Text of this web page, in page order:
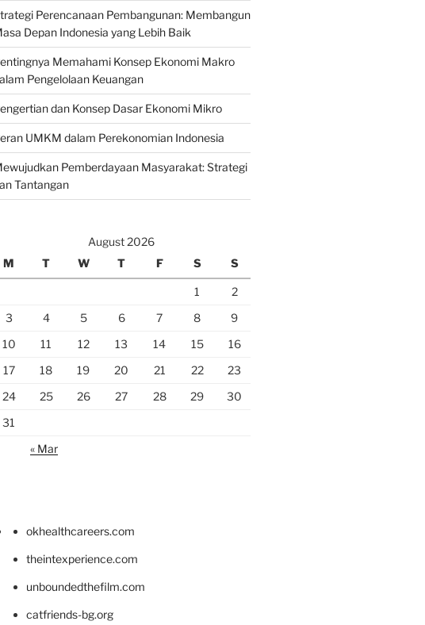
Perencanaan Pembangunan: Membangun
Depan Indonesia yang Lebih Baik
Memahami Konsep Ekonomi Makro
Pengelolaan Keuangan
dan Konsep Dasar Ekonomi Mikro
UMKM dalam Perekonomian Indonesia
Pemberdayaan Masyarakat: Strategi
Tantangan
August 2026
M
T W T F S S
1
2
3
4 5 6 7 8
9
10
11 12 13 14 15
16
17
18 19 20 21 22
23
24
25 26 27 28 29
30
31
« Mar
okhealthcareers.com
theintexperience.com
unboundedthefilm.com
catfriends-bg.org